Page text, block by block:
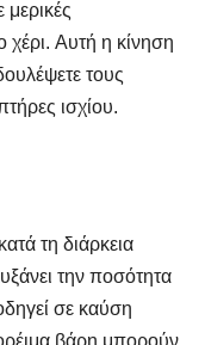
μερικές
χέρι. Αυτή η κίνηση
τους
ισχίου.
τη διάρκεια
την ποσότητα
σε καύση
βάρη μπορούν